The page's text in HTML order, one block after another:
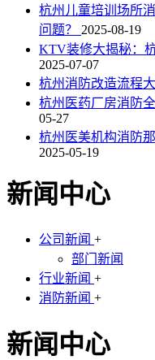
杭州儿童培训场所
问题？ 2025-08-19
KTV装修大揭秘：
2025-07-07
杭州消防改造流程
杭州医药厂房消防
05-27
杭州医美机构消防
2025-05-19
新闻中心
公司新闻 +
部门新闻
行业新闻 +
消防新闻 +
新闻中心